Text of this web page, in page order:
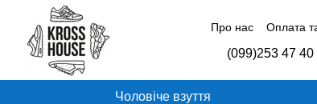
Перейти до основного контенту
Про нас
Оплата
Відгуки про
(099)253 47 40
Чоловіче взуття